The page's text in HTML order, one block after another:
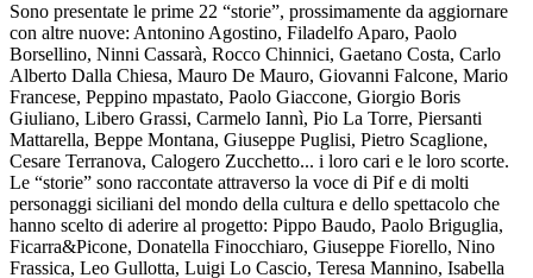
Sono presentate le prime 22 “storie”, prossimamente da aggiornare
con altre nuove: Antonino Agostino, Filadelfo Aparo, Paolo
Borsellino, Ninni Cassarà, Rocco Chinnici, Gaetano Costa, Carlo
Alberto Dalla Chiesa, Mauro De Mauro, Giovanni Falcone, Mario
Francese, Peppino mpastato, Paolo Giaccone, Giorgio Boris
Giuliano, Libero Grassi, Carmelo Iannì, Pio La Torre, Piersanti
Mattarella, Beppe Montana, Giuseppe Puglisi, Pietro Scaglione,
Cesare Terranova, Calogero Zucchetto... i loro cari e le loro scorte.
Le “storie” sono raccontate attraverso la voce di Pif e di molti
personaggi siciliani del mondo della cultura e dello spettacolo che
hanno scelto di aderire al progetto: Pippo Baudo, Paolo Briguglia,
Ficarra&Picone, Donatella Finocchiaro, Giuseppe Fiorello, Nino
Frassica, Leo Gullotta, Luigi Lo Cascio, Teresa Mannino, Isabella